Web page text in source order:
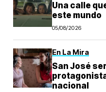
Una calle
este mundo
05/08/2026
En La Mira
San José
nacional